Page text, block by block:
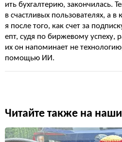
ить бухгалтерию, закончилась.
в счастливых пользователях, а
я после того, как счет за
епт, судя по биржевому успеху,
их он напоминает не
помощью ИИ.
Читайте также на